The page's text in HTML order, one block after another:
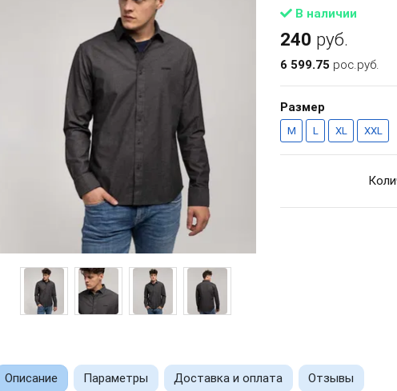
В наличии
240 руб.
6 599.75 рос.руб.
Размер
M L XL XXL
Описание Параметры Доставка и оплата Отзывы